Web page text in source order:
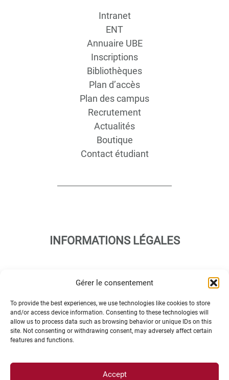
Gérer le consentement
To provide the best experiences, we use technologies like cookies to store
and/or access device information. Consenting to these technologies will
allow us to process data such as browsing behavior or unique IDs on this
site. Not consenting or withdrawing consent, may adversely affect certain
features and functions.
Accept
Intranet
ENT
Annuaire UBE
Inscriptions
Bibliothèques
Plan d’accès
Plan des campus
Recrutement
Actualités
Boutique
Contact étudiant
INFORMATIONS LÉGALES
Données personnelles et gestion des cookies
Gérer mes cookies
Politique de cookies
Politique de confidentialité
Création agence MagicWeb